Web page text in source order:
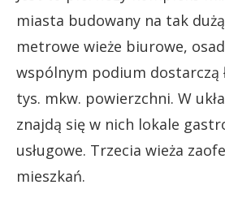
miasta budowany na tak
metrowe wieże biurowe,
wspólnym podium dostarczą
tys. mkw. powierzchni. W
znajdą się w nich lokale
usługowe. Trzecia wieża
mieszkań.